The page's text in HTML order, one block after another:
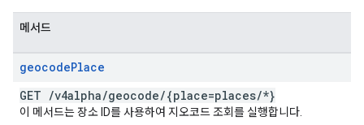
메서드
geocodePlace
GET /v4alpha/geocode/{place=places/*}
이 메서드는 장소 ID를 사용하여 지오코드 조회를 실행합니다.